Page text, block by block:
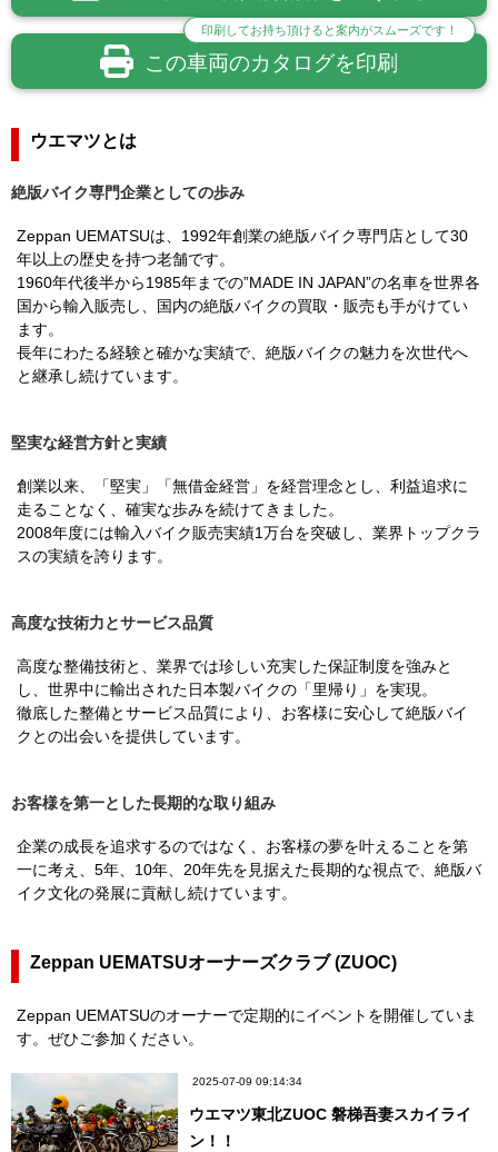
この車両のカタログを印刷
印刷してお持ち頂けると案内がスムーズです！
ウエマツとは
絶版バイク専門企業としての歩み
Zeppan UEMATSUは、1992年創業の絶版バイク専門店として30
年以上の歴史を持つ老舗です。
1960年代後半から1985年までの”MADE IN JAPAN”の名車を世界各
国から輸入販売し、国内の絶版バイクの買取・販売も手がけてい
ます。
長年にわたる経験と確かな実績で、絶版バイクの魅力を次世代へ
と継承し続けています。
堅実な経営方針と実績
創業以来、「堅実」「無借金経営」を経営理念とし、利益追求に
走ることなく、確実な歩みを続けてきました。
2008年度には輸入バイク販売実績1万台を突破し、業界トップクラ
スの実績を誇ります。
高度な技術力とサービス品質
高度な整備技術と、業界では珍しい充実した保証制度を強みと
し、世界中に輸出された日本製バイクの「里帰り」を実現。
徹底した整備とサービス品質により、お客様に安心して絶版バイ
クとの出会いを提供しています。
お客様を第一とした長期的な取り組み
企業の成長を追求するのではなく、お客様の夢を叶えることを第
一に考え、5年、10年、20年先を見据えた長期的な視点で、絶版バ
イク文化の発展に貢献し続けています。
Zeppan UEMATSUオーナーズクラブ (ZUOC)
Zeppan UEMATSUのオーナーで定期的にイベントを開催していま
す。ぜひご参加ください。
2025-07-09 09:14:34
ウエマツ東北ZUOC 磐梯吾妻スカイライ
ン！！